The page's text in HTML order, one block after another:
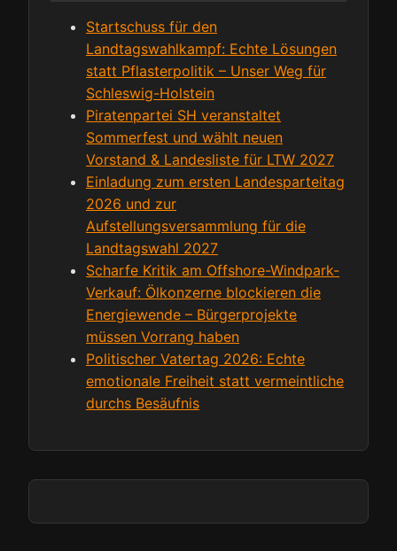
Startschuss für den
Landtagswahlkampf: Echte Lösungen
statt Pflasterpolitik – Unser Weg für
Schleswig-Holstein
Piratenpartei SH veranstaltet
Sommerfest und wählt neuen
Vorstand & Landesliste für LTW 2027
Einladung zum ersten Landesparteitag
2026 und zur
Aufstellungsversammlung für die
Landtagswahl 2027
Scharfe Kritik am Offshore-Windpark-
Verkauf: Ölkonzerne blockieren die
Energiewende – Bürgerprojekte
müssen Vorrang haben
Politischer Vatertag 2026: Echte
emotionale Freiheit statt vermeintliche
durchs Besäufnis